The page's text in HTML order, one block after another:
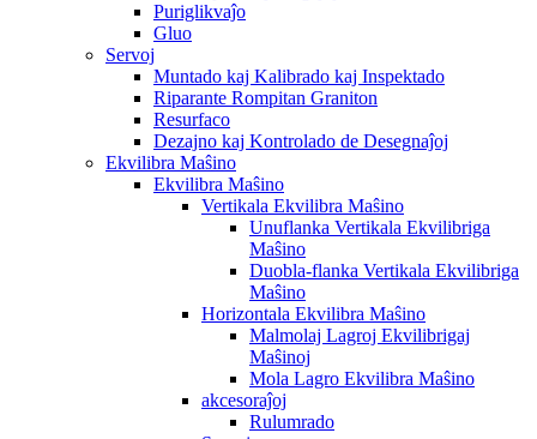
Puriglikvaĵo
Gluo
Servoj
Muntado kaj Kalibrado kaj Inspektado
Riparante Rompitan Graniton
Resurfaco
Dezajno kaj Kontrolado de Desegnaĵoj
Ekvilibra Maŝino
Ekvilibra Maŝino
Vertikala Ekvilibra Maŝino
Unuflanka Vertikala Ekvilibriga
Maŝino
Duobla-flanka Vertikala Ekvilibriga
Maŝino
Horizontala Ekvilibra Maŝino
Malmolaj Lagroj Ekvilibrigaj
Maŝinoj
Mola Lagro Ekvilibra Maŝino
akcesoraĵoj
Rulumrado